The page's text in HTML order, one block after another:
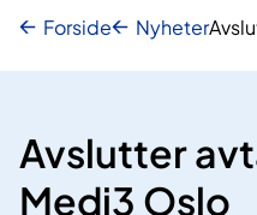
Forside Nyheter
Avslutter
Medi3 Oslo